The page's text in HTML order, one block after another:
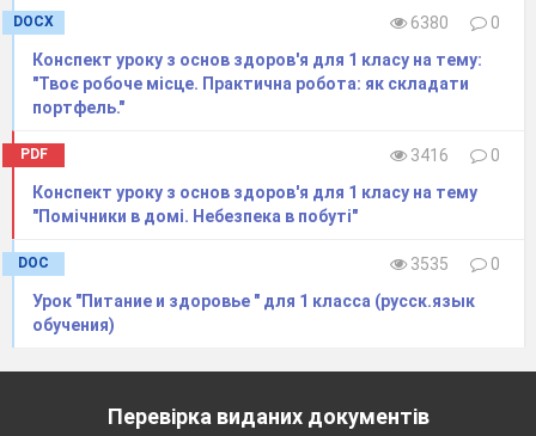
DOCX 6380
0
Конспект уроку з основ здоров'я для 1 класу на тему:
"Твоє робоче місце. Практична робота: як складати
портфель."
PDF 3416
0
Конспект уроку з основ здоров'я для 1 класу на тему
"Помічники в домі. Небезпека в побуті"
DOC 3535
0
Урок "Питание и здоровье " для 1 класса (русск.язык
обучения)
Перевірка виданих документів